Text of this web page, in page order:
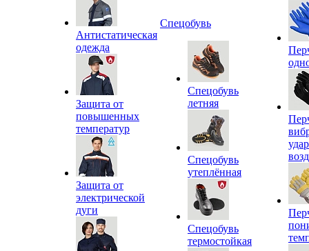
Антистатическая
одежда
Защита от
повышенных
температур
Защита от
электрической
дуги
Спецобувь
Спецобувь
летняя
Спецобувь
утеплённая
Спецобувь
термостойкая